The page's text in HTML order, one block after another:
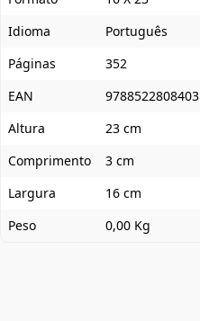
Idioma
Português
Páginas
352
EAN
9788522808403
Altura
23 cm
Comprimento
3 cm
Largura
16 cm
Peso
0,00 Kg